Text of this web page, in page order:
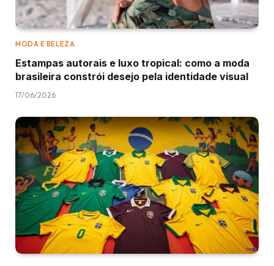
MODA E BELEZA
Estampas autorais e luxo tropical: como a moda
brasileira constrói desejo pela identidade visual
17/06/2026